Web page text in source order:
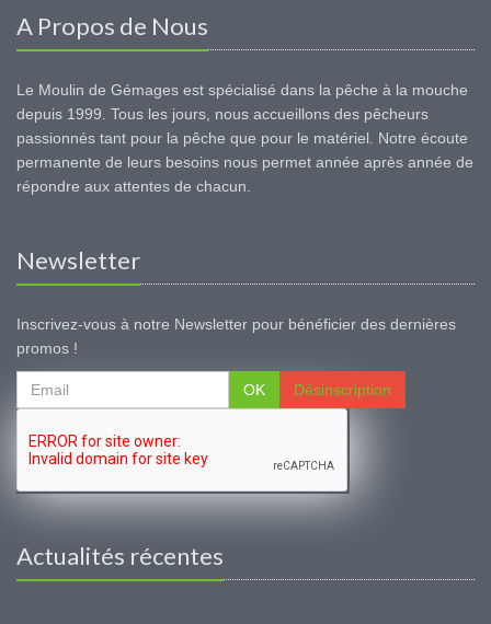
A Propos de Nous
Le Moulin de Gémages est spécialisé dans la pêche à la mouche
depuis 1999. Tous les jours, nous accueillons des pêcheurs
passionnés tant pour la pêche que pour le matériel. Notre écoute
permanente de leurs besoins nous permet année après année de
répondre aux attentes de chacun.
Newsletter
Inscrivez-vous à notre Newsletter pour bénéficier des dernières
promos !
OK Désinscription
Actualités récentes